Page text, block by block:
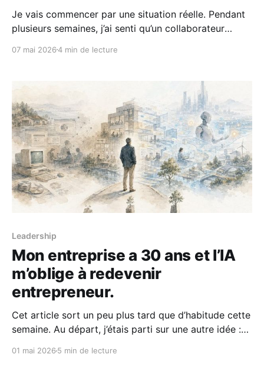
Je vais commencer par une situation réelle. Pendant
plusieurs semaines, j’ai senti qu’un collaborateur
vraiment ce qui se passait. Rien de dramatique. Pas
moments de flottement, des réponses tardives, une
disponibilité irrégulière. Assez pour
07 mai 20264 min de lecture
Leadership
Mon entreprise a 30 ans et l’IA
m’oblige à redevenir
entrepreneur.
Cet article sort un peu plus tard que d’habitude cette
semaine. Au départ, j’étais parti sur une autre idée :
01 mai 2026 5 min de lecture